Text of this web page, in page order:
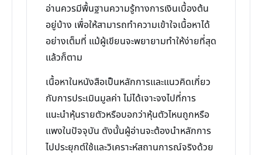
อ่านควรมีพื้นฐานความรู้ทางการเงินเบื้องต้น
อยู่บ้าง เพื่อให้สามารถทำความเข้าใจเนื้อหาได้
อย่างเต็มที่ แม้ผู้เขียนจะพยายามทำให้ง่ายที่สุด
แล้วก็ตาม
เนื้อหาในหนังสือเป็นหลักการและแนวคิดเกี่ยว
กับการประเมินมูลค่า ไม่ได้เจาะจงไปที่การ
แนะนำหุ้นรายตัวหรือบอกว่าหุ้นตัวไหนถูกหรือ
แพงในปัจจุบัน ดังนั้นผู้อ่านจะต้องนำหลักการ
ไปประยุกต์ใช้และวิเคราะห์สถานการณ์จริงด้วย